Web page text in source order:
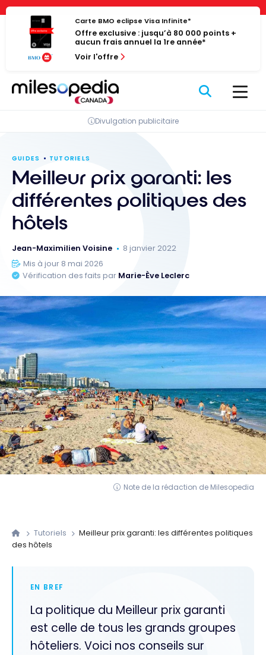
Panneau de gestion des cookies
Passer
contenu
Carte BMO eclipse Visa Infinite*
Offre exclusive : jusqu’à 80 000 points +
aucun frais annuel la 1re année*
Voir l'offre
Divulgation publicitaire
GUIDES TUTORIELS
Meilleur prix garanti: les
différentes politiques des
hôtels
Jean-Maximilien Voisine
8 janvier 2022
Mis à jour 8 mai 2026
Vérification des faits par Marie-Ève Leclerc
Note de la rédaction de Milesopedia
Tutoriels
Meilleur prix garanti: les différentes politiques
des hôtels
EN BREF
La politique du Meilleur prix garanti
est celle de tous les grands groupes
hôteliers. Voici nos conseils sur